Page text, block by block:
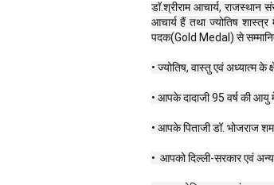
डॉ.श्रीराम आचार्य, राजस्थान
आचार्य हैं तथा ज्योतिष
पदक(Gold Medal) से
• ज्योतिष, वास्तु एवं अध्यात्म
• आपके दादाजी 95 वर्ष की
• आपके पिताजी डॉ. भोजराज
•  आपको दिल्ली-सरकार एवं